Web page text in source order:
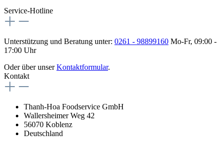
Service-Hotline
Unterstützung und Beratung unter: 0261 - 98899160 Mo-Fr, 09:00 -
17:00 Uhr
Oder über unserKontaktformular.
Kontakt
Thanh-Hoa Foodservice GmbH
Wallersheimer Weg 42
56070 Koblenz
Deutschland